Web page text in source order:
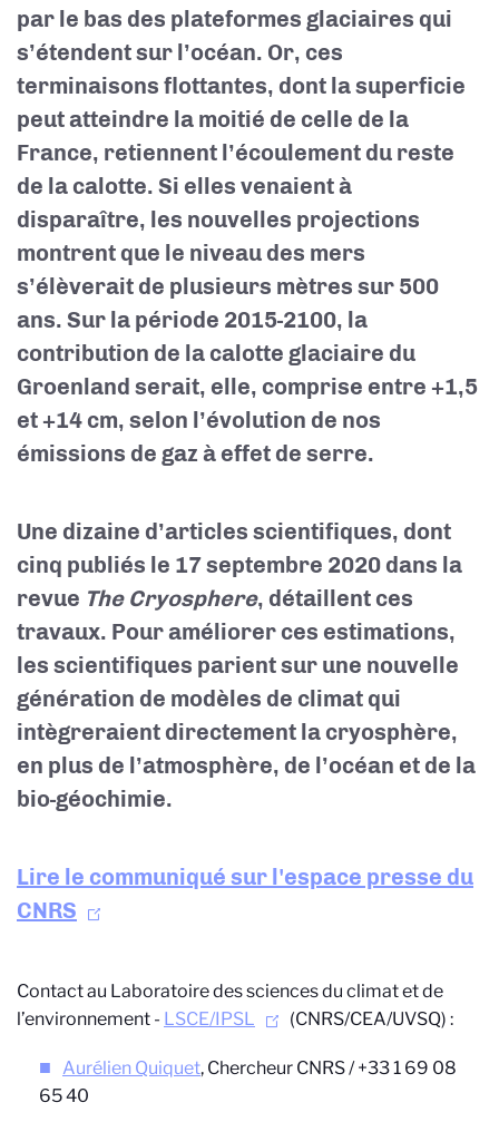
par le bas des plateformes glaciaires qui
s’étendent sur l’océan. Or, ces
terminaisons flottantes, dont la superficie
peut atteindre la moitié de celle de la
France, retiennent l’écoulement du reste
de la calotte. Si elles venaient à
disparaître, les nouvelles projections
montrent que le niveau des mers
s’élèverait de plusieurs mètres sur 500
ans. Sur la période 2015-2100, la
contribution de la calotte glaciaire du
Groenland serait, elle, comprise entre +1,5
et +14 cm, selon l’évolution de nos
émissions de gaz à effet de serre.
Une dizaine d’articles scientifiques, dont
cinq publiés le 17 septembre 2020 dans la
revue The Cryosphere, détaillent ces
travaux. Pour améliorer ces estimations,
les scientifiques parient sur une nouvelle
génération de modèles de climat qui
intègreraient directement la cryosphère,
en plus de l’atmosphère, de l’océan et de la
bio-géochimie.
Lire le communiqué sur l'espace presse du
CNRS
Contact au Laboratoire des sciences du climat et de
l’environnement - LSCE/IPSL (CNRS/CEA/UVSQ) :
Aurélien Quiquet, Chercheur CNRS / +33 1 69 08
65 40